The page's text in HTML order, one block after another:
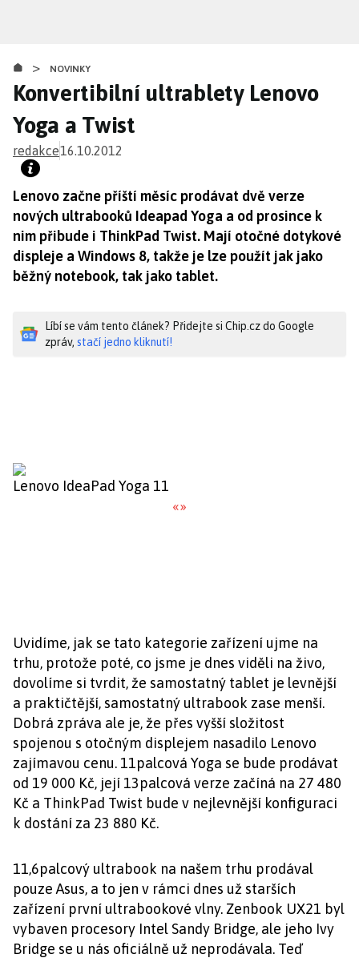
obsahu
> NOVINKY
Konvertibilní ultrablety Lenovo
Yoga a Twist
redakce16.10.2012
Lenovo začne příští měsíc prodávat dvě verze
nových ultrabooků Ideapad Yoga a od prosince k
nim přibude i ThinkPad Twist. Mají otočné dotykové
displeje a Windows 8, takže je lze použít jak jako
běžný notebook, tak jako tablet.
Líbí se vám tento článek? Přidejte si Chip.cz do Google
zpráv, stačí jedno kliknutí!
Lenovo IdeaPad Yoga 11
«»
Uvidíme, jak se tato kategorie zařízení ujme na
trhu, protože poté, co jsme je dnes viděli na živo,
dovolíme si tvrdit, že samostatný tablet je levnější
a praktičtější, samostatný ultrabook zase menší.
Dobrá zpráva ale je, že přes vyšší složitost
spojenou s otočným displejem nasadilo Lenovo
zajímavou cenu. 11palcová Yoga se bude prodávat
od 19 000 Kč, její 13palcová verze začíná na 27 480
Kč a ThinkPad Twist bude v nejlevnější konfiguraci
k dostání za 23 880 Kč.
11,6palcový ultrabook na našem trhu prodával
pouze Asus, a to jen v rámci dnes už starších
zařízení první ultrabookové vlny. Zenbook UX21 byl
vybaven procesory Intel Sandy Bridge, ale jeho Ivy
Bridge se u nás oficiálně už neprodávala. Teď